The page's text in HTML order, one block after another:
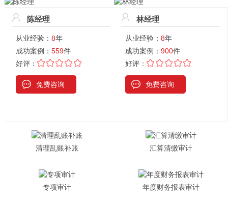
陈经理
从业经验： 8年
成功案例： 559件
好评：
免费咨询
林经理
从业经验： 8年
成功案例： 900件
好评：
免费咨询
清理乱账补账 汇算清缴审计
专项审计 年度财务报表审计